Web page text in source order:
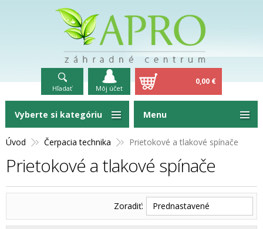
Hľadať Môj účet
0,00 €
Úvod Čerpacia technika Prietokové a tlakové spínače
Prietokové a tlakové spínače
Zoradiť: Prednastavené
Vyberte si kategóriu Menu